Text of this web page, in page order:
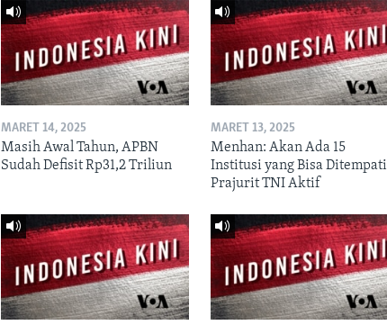
MARET 14, 2025
Masih Awal Tahun, APBN
Sudah Defisit Rp31,2 Triliun
MARET 13, 2025
Menhan: Akan Ada 15
Institusi yang Bisa Ditempati
Prajurit TNI Aktif